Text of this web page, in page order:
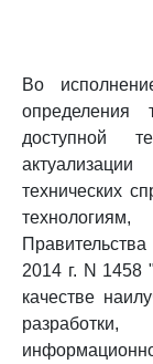
Во
определения
доступной
технических
2014 г. N 1458
качестве
разработки,